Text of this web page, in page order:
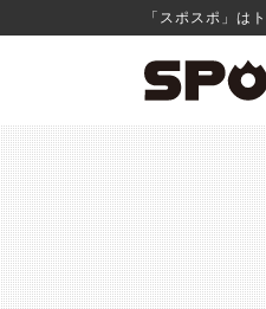
「スポスポ」は